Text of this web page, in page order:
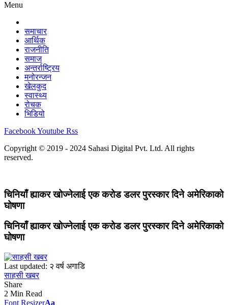
Menu
समाचार
आर्थिक
राजनीति
समाज
अन्तर्राष्ट्रिय
मनोरन्जन
खेलकुद
स्वास्थ्य
रोचक
भिडियो
FacebookYoutube Rss
Copyright © 2019 - 2024 Sahasi Digital Pvt. Ltd. All rights
reserved.
चिनियाँ ह्याकर खोज्नेलाई एक करोड डलर पुरस्कार दिने अमेरिकाको
घोषणा
चिनियाँ ह्याकर खोज्नेलाई एक करोड डलर पुरस्कार दिने अमेरिकाको
घोषणा
Last updated: २ वर्ष अगाडि
साहसी खबर
Share
2 Min Read
Font ResizerAa